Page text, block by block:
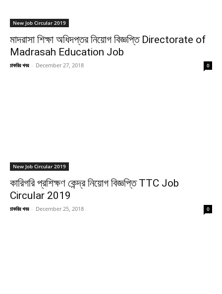
New Job Circular 2019
মাদরাসা শিক্ষা অধিদপ্তর নিয়োগ বিজ্ঞপ্তি Directorate of
Madrasah Education Job
চাকরির খবর - December 27, 2018 0
New Job Circular 2019
কারিগরি প্রশিক্ষণ কেন্দ্র নিয়োগ বিজ্ঞপ্তি TTC Job
Circular 2019
চাকরির খবর - December 25, 2018 0